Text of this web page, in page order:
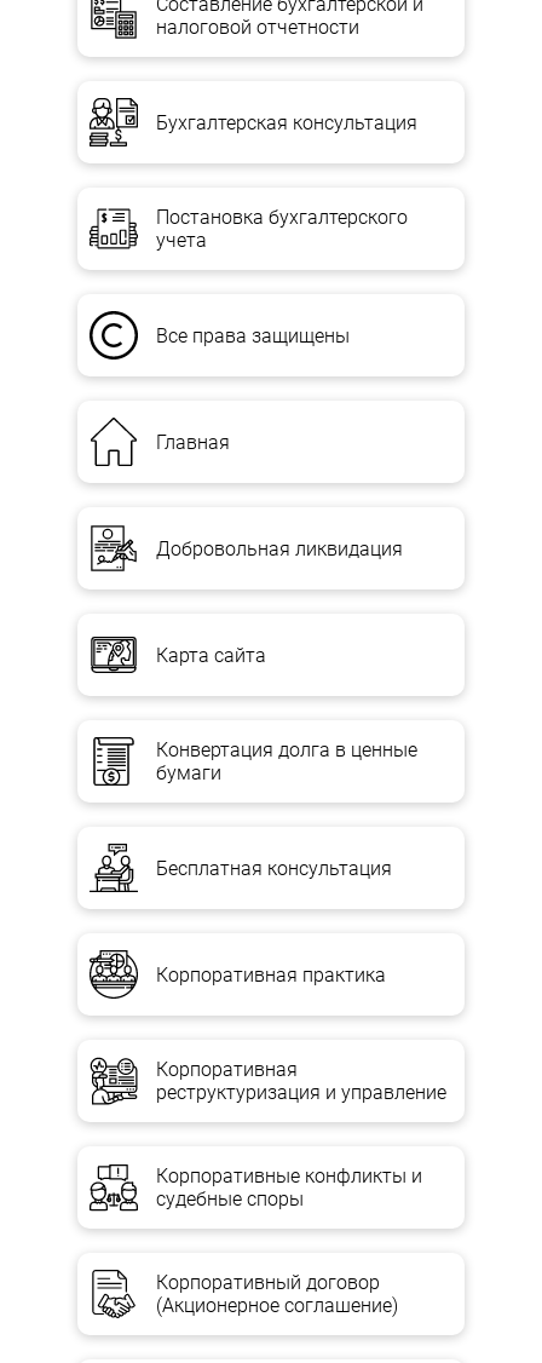
налоговой отчетности
Бухгалтерская консультация
Постановка бухгалтерского
учета
Все права защищены
Главная
Добровольная ликвидация
Карта сайта
Конвертация долга в ценные
бумаги
Бесплатная консультация
Корпоративная практика
Корпоративная
реструктуризация и управление
Корпоративные конфликты и
судебные споры
Корпоративный договор
(Акционерное соглашение)